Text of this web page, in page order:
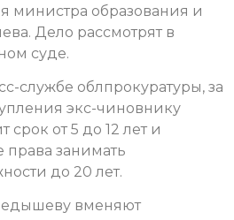
министра образования и
Дело рассмотрят в
суде.
службе облпрокуратуры, за
экс-чиновнику
срок от 5 до 12 лет и
занимать
до 20 лет.
вменяют